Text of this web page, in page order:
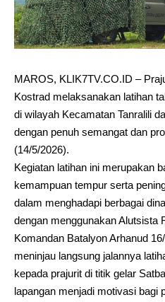
MAROS, KLIK7TV.CO.ID –
Kostrad melaksanakan latihan
di wilayah Kecamatan Tanralili
dengan penuh semangat dan
(14/5/2026).
Kegiatan latihan ini merupakan
kemampuan tempur serta
dalam menghadapi berbagai
dengan menggunakan Alutsista
Komandan Batalyon Arhanud
meninjau langsung jalannya
kepada prajurit di titik gelar
lapangan menjadi motivasi bagi